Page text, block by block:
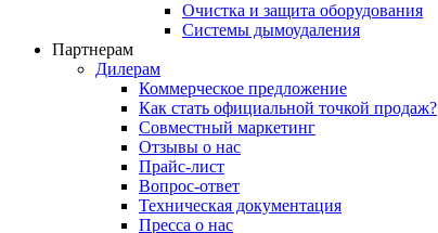
Очистка и защита оборудования
Системы дымоудаления
Партнерам
Дилерам
Коммерческое предложение
Как стать официальной точкой продаж?
Совместный маркетинг
Отзывы о нас
Прайс-лист
Вопрос-ответ
Техническая документация
Пресса о нас